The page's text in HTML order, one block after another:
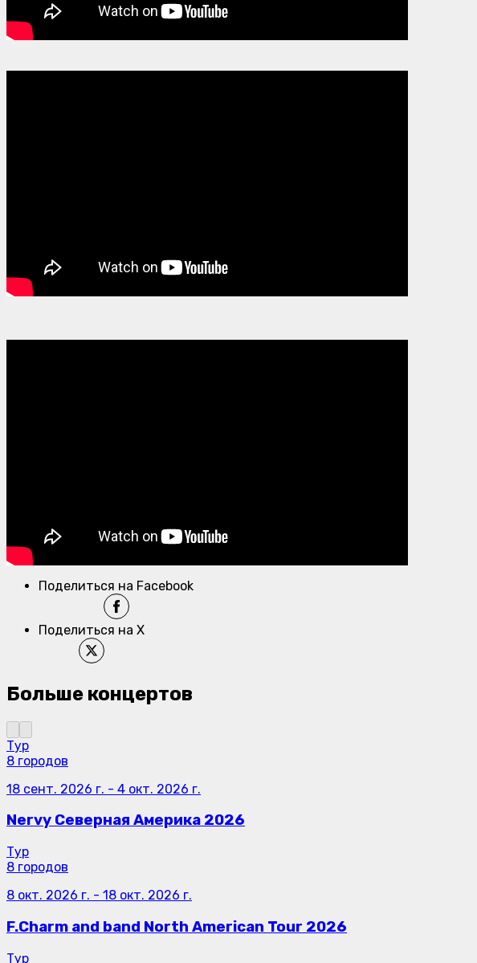
Поделиться на Facebook
Поделиться на X
Больше концертов
Тур
8 городов
18 сент. 2026 г. - 4 окт. 2026 г.
Nervy Северная Америка 2026
Тур
8 городов
8 окт. 2026 г. - 18 окт. 2026 г.
F.Charm and band North American Tour 2026
Тур